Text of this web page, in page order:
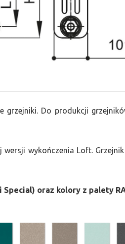
grzejniki. Do produkcji
wykończenia Loft.
oraz kolory z palety